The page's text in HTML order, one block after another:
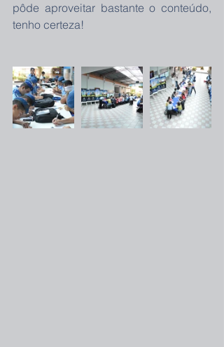
pôde aproveitar bastante o conteúdo,
tenho certeza!